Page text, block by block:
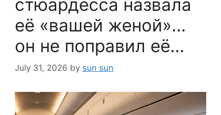
стюардесса назвала
её «вашей женой»…
он не поправил её…
July 31, 2026 by sun sun